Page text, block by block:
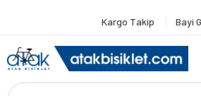
Kargo Takip Bayi